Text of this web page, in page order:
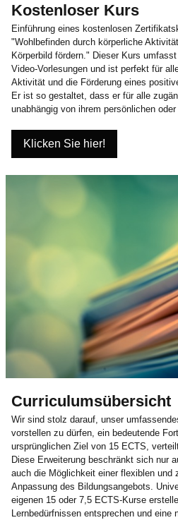
Kostenloser Kurs
Einführung eines kostenlosen
"Wohlbefinden durch körperliche
Körperbild fördern." Dieser Kurs
Video-Vorlesungen und ist perfekt für
Aktivität und die Förderung eines
Er ist so gestaltet, dass er für alle
unabhängig von ihrem persönlichen oder
Klicken Sie hier!
Curriculumsübersicht
Wir sind stolz darauf, unser
vorstellen zu dürfen, ein bedeutende
ursprünglichen Ziel von 15 ECTS,
Diese Erweiterung beschränkt sich nur
auch die Möglichkeit einer flexiblen und
Anpassung des Bildungsangebots.
eigenen 15 oder 7,5 ECTS-Kurse
Lernbedürfnissen entsprechen und eine